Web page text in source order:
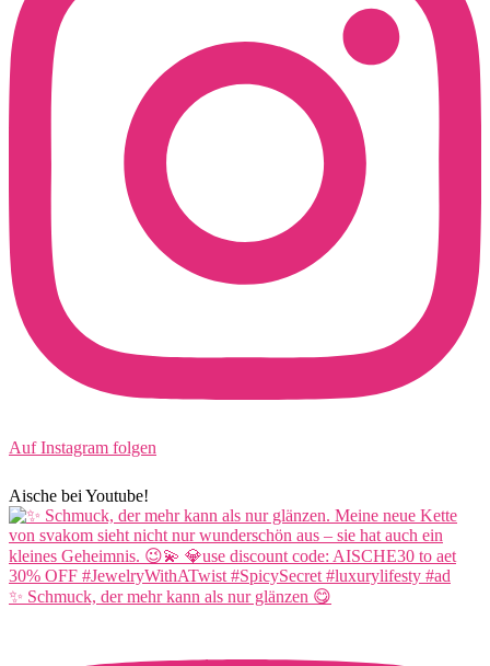
Auf Instagram folgen
Aische bei Youtube!
✨ Schmuck, der mehr kann als nur glänzen 😋